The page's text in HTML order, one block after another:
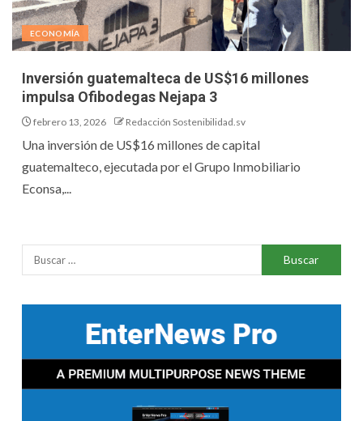
ECONOMÍA
Inversión guatemalteca de US$16 millones
impulsa Ofibodegas Nejapa 3
febrero 13, 2026 Redacción Sostenibilidad.sv
Una inversión de US$16 millones de capital
guatemalteco, ejecutada por el Grupo Inmobiliario
Econsa,...